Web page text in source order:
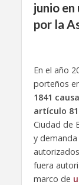
junio
por la
En el año
porteños
1841
artículo 81
Ciudad de
y
fuera
marco de